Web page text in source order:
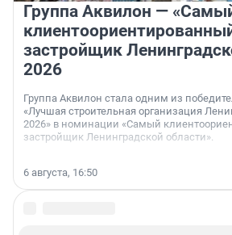
Группа Аквилон —
застройщик
2026
Группа Аквилон стала одним из
«Лучшая строительная организация
2026» в номинации «Самый
застройщик Ленинградской области».
6 августа, 16:50